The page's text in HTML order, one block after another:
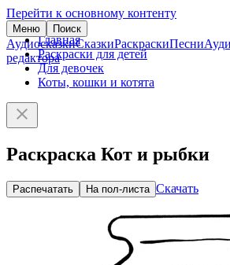
Перейти к основному контенту
Меню Поиск
АудиосказкиСказкиРаскраскиПесни
редактора
Главная
Раскраски для детей
Для девочек
Коты, кошки и котята
Раскраска Кот и рыбки
Распечатать На пол-листа Скачать